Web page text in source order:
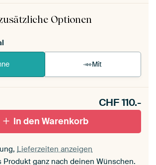
ist im Handumdrehen
Montageanleitung ansehen
Optionen
Mit
CHF110.-
In den Warenkorb
Lieferzeiten anzeigen
Produkt ganz nach deinen Wünschen.